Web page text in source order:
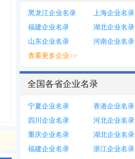
黑龙江企业名录
上海企业名录
福建企业名录
湖北企业名录
山东企业名录
河南企业名录
查看更多企业>>
全国各省企业名录
宁夏企业名录
香港企业名录
四川企业名录
河北企业名录
重庆企业名录
湖北企业名录
福建企业名录
浙江企业名录